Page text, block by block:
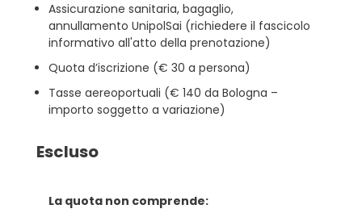
Assicurazione sanitaria, bagaglio,
annullamento UnipolSai (richiedere il fascicolo
informativo all'atto della prenotazione)
Quota d’iscrizione (€ 30 a persona)
Tasse aereoportuali (€ 140 da Bologna –
importo soggetto a variazione)
Escluso
La quota non comprende: